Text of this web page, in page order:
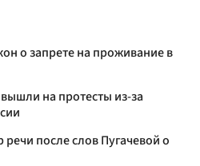
о запрете на проживание в
на протесты из-за
после слов Пугачевой о